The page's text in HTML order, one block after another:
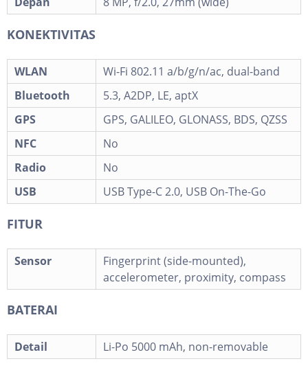
KONEKTIVITAS
WLAN
Wi-Fi 802.11 a/b/g/n/ac, dual-band
Bluetooth
5.3, A2DP, LE, aptX
GPS
GPS, GALILEO, GLONASS, BDS, QZSS
NFC
No
Radio
No
USB
USB Type-C 2.0, USB On-The-Go
FITUR
Sensor
Fingerprint (side-mounted),
accelerometer, proximity, compass
BATERAI
Detail Li-Po 5000 mAh, non-removable